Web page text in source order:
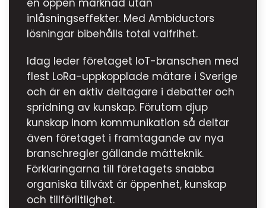
en öppen marknad utan
inlåsningseffekter. Med Ambiductors
lösningar bibehålls total valfrihet.
Idag leder företaget IoT-branschen med
flest LoRa-uppkopplade mätare i Sverige
och är en aktiv deltagare i debatter och
spridning av kunskap. Förutom djup
kunskap inom kommunikation så deltar
även företaget i framtagande av nya
branschregler gällande mätteknik.
Förklaringarna till företagets snabba
organiska tillväxt är öppenhet, kunskap
och tillförlitlighet.